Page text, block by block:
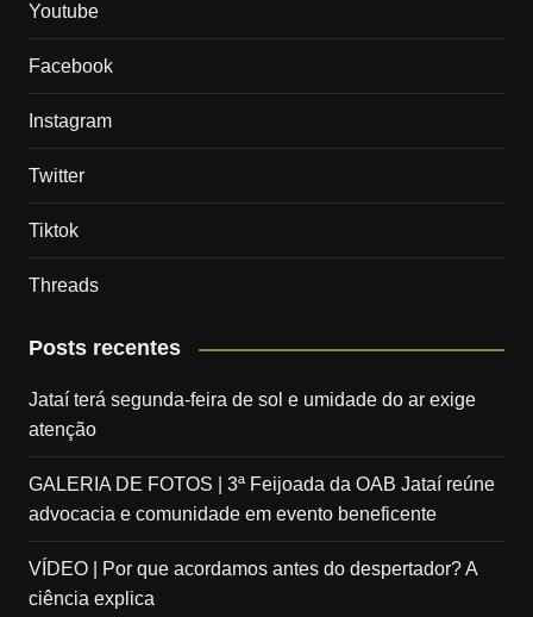
Youtube
Facebook
Instagram
Twitter
Tiktok
Threads
Posts recentes
Jataí terá segunda-feira de sol e umidade do ar exige
atenção
GALERIA DE FOTOS | 3ª Feijoada da OAB Jataí reúne
advocacia e comunidade em evento beneficente
VÍDEO | Por que acordamos antes do despertador? A
ciência explica